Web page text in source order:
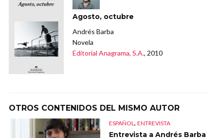
Agosto, octubre
Andrés Barba
Novela
Editorial Anagrama, S.A., 2010
OTROS CONTENIDOS DEL MISMO AUTOR
ESPAÑOL, ENTREVISTA
Entrevista a Andrés Barba